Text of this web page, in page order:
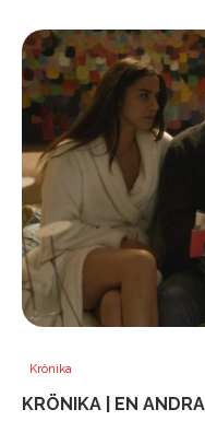
Krönika
KRÖNIKA | EN